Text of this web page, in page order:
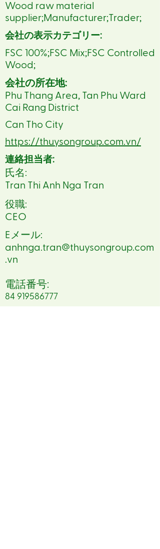
Wood raw material
supplier;Manufacturer;Trader;
会社の表示カテゴリー:
FSC 100%;FSC Mix;FSC Controlled
Wood;
会社の所在地:
Phu Thang Area, Tan Phu Ward
Cai Rang District
Can Tho City
https://thuysongroup.com.vn/
連絡担当者:
氏名:
Tran Thi Anh Nga Tran
役職:
CEO
Eメール:
anhnga.tran@thuysongroup.com
.vn
電話番号:
84 919586777